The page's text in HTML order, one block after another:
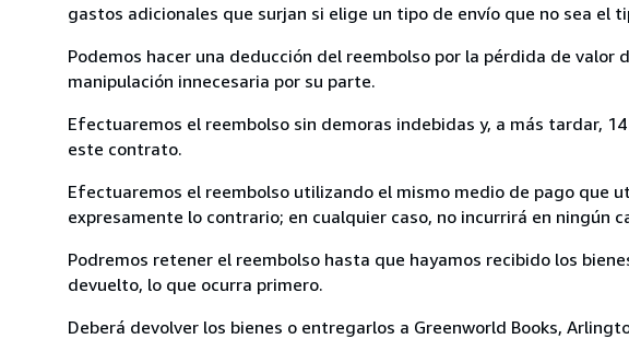
gastos adicionales que surjan si elige un tipo de envío que no sea el
Podemos hacer una deducción del reembolso por la pérdida de
manipulación innecesaria por su parte.
Efectuaremos el reembolso sin demoras indebidas y, a más tardar,
este contrato.
Efectuaremos el reembolso utilizando el mismo medio de pago que
expresamente lo contrario; en cualquier caso, no incurrirá en ningún
Podremos retener el reembolso hasta que hayamos recibido los
devuelto, lo que ocurra primero.
Deberá devolver los bienes o entregarlos a Greenworld Books,